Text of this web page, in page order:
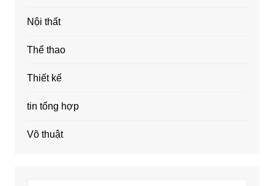
Nội thất
Thể thao
Thiết kế
tin tổng hợp
Võ thuật